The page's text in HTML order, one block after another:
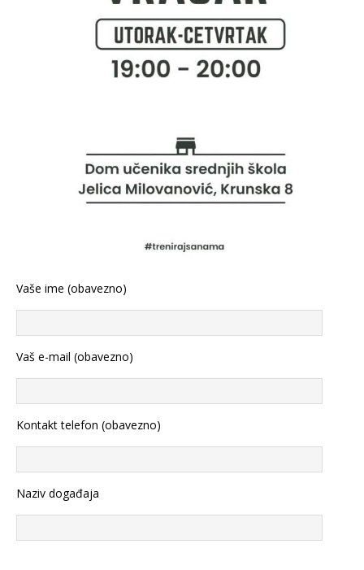
Vaše ime (obavezno)
Vaš e-mail (obavezno)
Kontakt telefon (obavezno)
Naziv događaja